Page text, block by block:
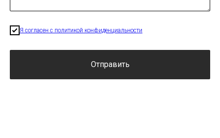
Я согласен с политикой конфиденциальности
Отправить